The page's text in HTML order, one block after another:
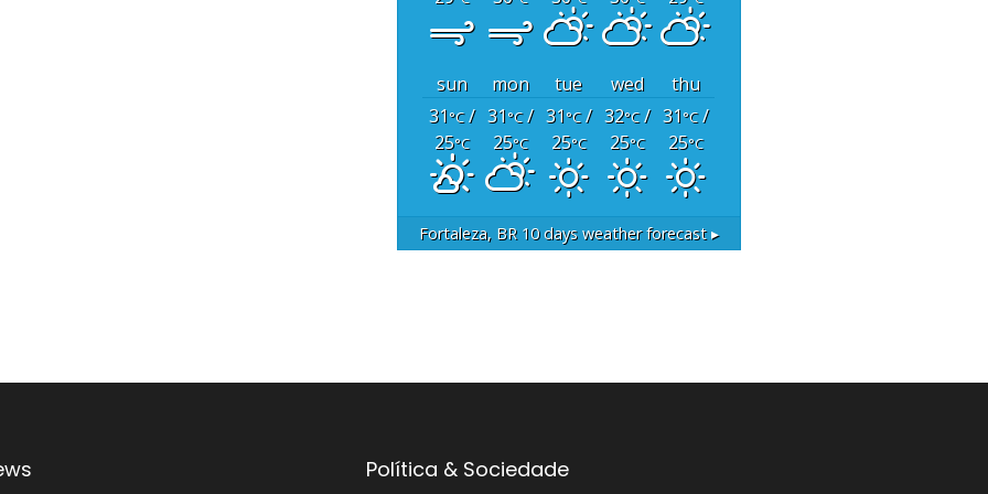
sun mon tue wed
thu
31°C/
25°C
31°C/
25°C
31°C/
25°C
32°C/
25°C
31°C/
25°C
Fortaleza, BR 10 days weather forecast ▸
Política & Sociedade